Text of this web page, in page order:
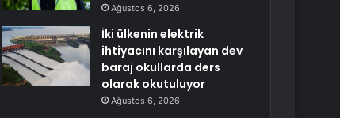
Ağustos 6, 2026
İki ülkenin elektrik
ihtiyacını karşılayan dev
baraj okullarda ders
olarak okutuluyor
Ağustos 6, 2026